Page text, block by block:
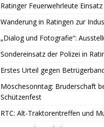
Ratinger Feuerwehrleute Einsatz
Wanderung in Ratingen zur
„Dialog und Fotografie“:
Sondereinsatz der Polizei in
Erstes Urteil gegen
Möschesonntag: Bruderschaft
Schützenfest
RTC: Alt-Traktorentreffen und